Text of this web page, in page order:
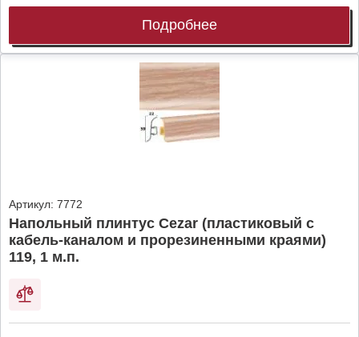
Подробнее
Артикул: 7772
Напольный плинтус Cezar (пластиковый с
кабель-каналом и прорезиненными краями)
119, 1 м.п.